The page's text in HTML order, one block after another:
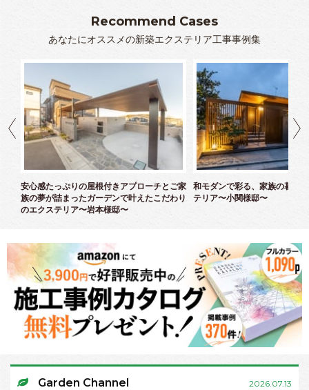
Recommend Cases
あなたにオススメの新築エクステリア工事事例集
安心感たっぷりの屋根付きアプローチとご家
族の夢が詰まったガーデンで叶えたこだわり
のエクステリア〜岩本様邸〜
和モダンで彩る、家族の暮ら
テリア〜小関様邸〜
Garden Channel 2026.07.13